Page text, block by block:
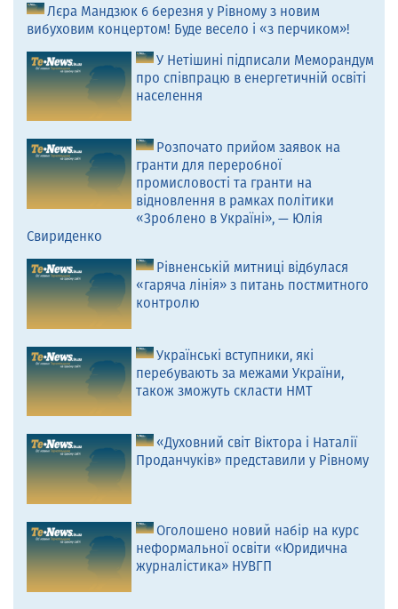
Лєра Мандзюк 6 березня у Рівному з новим
вибуховим концертом! Буде весело і «з перчиком»!
У Нетішині підписали Меморандум
про співпрацю в енергетичній освіті
населення
Розпочато прийом заявок на
гранти для переробної
промисловості та гранти на
відновлення в рамках політики
«Зроблено в Україні», — Юлія
Свириденко
Рівненській митниці відбулася
«гаряча лінія» з питань постмитного
контролю
Українські вступники, які
перебувають за межами України,
також зможуть скласти НМТ
«Духовний світ Віктора і Наталії
Проданчуків» представили у Рівному
Оголошено новий набір на курс
неформальної освіти «Юридична
журналістика» НУВГП